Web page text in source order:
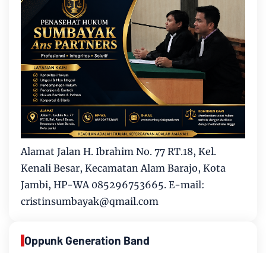
Alamat Jalan H. Ibrahim No. 77 RT.18, Kel.
Kenali Besar, Kecamatan Alam Barajo, Kota
Jambi, HP-WA 085296753665. E-mail:
cristinsumbayak@qmail.com
Oppunk Generation Band